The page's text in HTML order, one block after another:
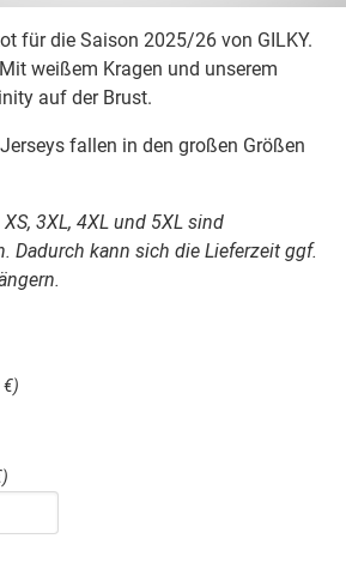
für die Saison 2025/26 von GILKY.
weißem Kragen und unserem
auf der Brust.
fallen in den großen Größen
3XL, 4XL und 5XL sind
Dadurch kann sich die Lieferzeit ggf.
€)